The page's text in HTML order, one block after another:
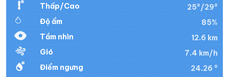
Thấp/Cao
25°/29°
Độ ẩm
85%
Tầm nhìn
12.6 km
Gió
7.4 km/h
Điểm ngưng
24.26 °